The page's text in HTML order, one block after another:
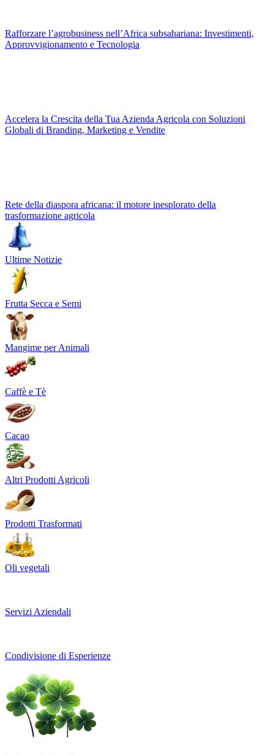
Rafforzare l’agrobusiness nell’Africa subsahariana: Investimenti,
Approvvigionamento e Tecnologia
Accelera la Crescita della Tua Azienda Agricola con Soluzioni
Globali di Branding, Marketing e Vendite
Rete della diaspora africana: il motore inesplorato della
trasformazione agricola
Ultime Notizie
Frutta Secca e Semi
Mangime per Animali
Caffè e Tè
Cacao
Altri Prodotti Agricoli
Prodotti Trasformati
Oli vegetali
Servizi Aziendali
Condivisione di Esperienze